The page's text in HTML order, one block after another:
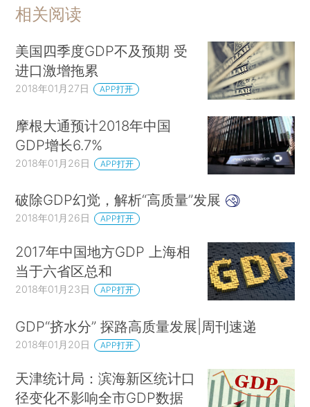
相关阅读
美国四季度GDP不及预期 受
进口激增拖累
2018年01月27日 APP打开
摩根大通预计2018年中国
GDP增长6.7%
2018年01月26日 APP打开
破除GDP幻觉，解析“高质量”发展
2018年01月26日 APP打开
2017年中国地方GDP 上海相
当于六省区总和
2018年01月23日 APP打开
GDP“挤水分” 探路高质量发展|周刊速递
2018年01月20日 APP打开
天津统计局：滨海新区统计口
径变化不影响全市GDP数据